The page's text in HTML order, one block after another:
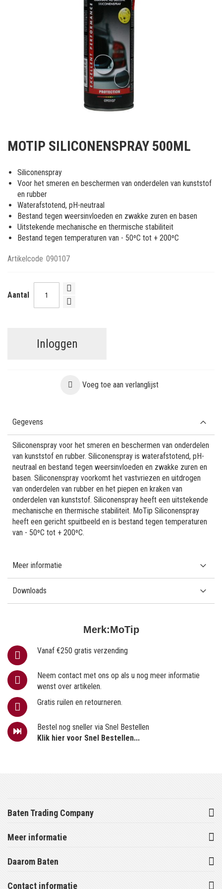
het
van
de
afbeeldingen-
gallerij
MOTIP SILICONENSPRAY 500ML
Siliconenspray
Voor het smeren en beschermen van onderdelen van kunststof
en rubber
Waterafstotend, pH-neutraal
Bestand tegen weersinvloeden en zwakke zuren en basen
Uitstekende mechanische en thermische stabiliteit
Bestand tegen temperaturen van - 50ºC tot + 200ºC
Artikelcode 090107
Aantal
Inloggen
Voeg toe aan verlanglijst
Merk:MoTip
Vanaf €250 gratis verzending
Neem contact met ons op als u nog meer informatie
wenst over artikelen.
Gratis ruilen en retourneren.
Bestel nog sneller via Snel Bestellen
Klik hier voor Snel Bestellen...
Gegevens
Siliconenspray voor het smeren en beschermen van onderdelen
van kunststof en rubber. Siliconenspray is waterafstotend, pH-
neutraal en bestand tegen weersinvloeden en zwakke zuren en
basen. Siliconenspray voorkomt het vastvriezen en uitdrogen
van onderdelen van rubber en het piepen en kraken van
onderdelen van kunststof. Siliconenspray heeft een uitstekende
mechanische en thermische stabiliteit. MoTip Siliconenspray
heeft een gericht spuitbeeld en is bestand tegen temperaturen
van - 50ºC tot + 200ºC.
Meer informatie
Downloads
Baten Trading Company
Meer informatie
Daarom Baten
Contact informatie